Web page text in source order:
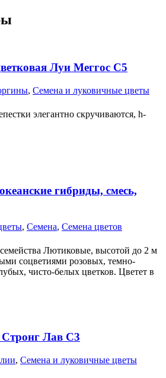
Луи Меггос С5
, Семена и луковичные цветы
элегантно скручиваются, h-
гибриды, смесь,
, Семена, Семена цветов
Лютиковые, высотой до 2 м
соцветиями розовых, темно-
чисто-белых цветков. Цветет в
Лав С3
, Семена и луковичные цветы